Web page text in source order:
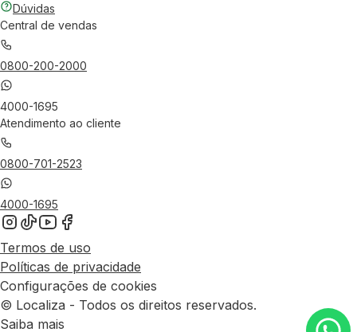
Dúvidas
Central de vendas
0800-200-2000
4000-1695
Atendimento ao cliente
0800-701-2523
4000-1695
Termos de uso
Políticas de privacidade
Configurações de cookies
© Localiza - Todos os direitos reservados.
Saiba mais